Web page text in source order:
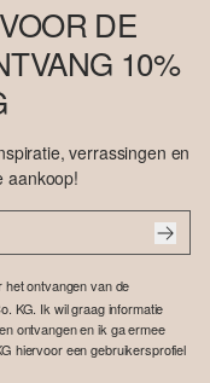
DE
10%
verrassingen en
aankoop!
het ontvangen van de
KG. Ik wil graag informatie
ontvangen en ik ga ermee
hiervoor een gebruikersprofiel